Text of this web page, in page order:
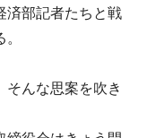
部記者たちと戦
んな思案を吹き